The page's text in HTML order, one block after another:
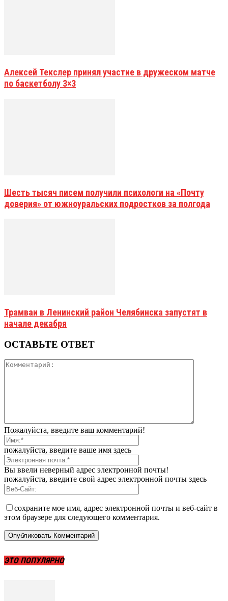
Алексей Текслер принял участие в дружеском матче
по баскетболу 3×3
Шесть тысяч писем получили психологи на «Почту
доверия» от южноуральских подростков за полгода
Трамваи в Ленинский район Челябинска запустят в
начале декабря
ОСТАВЬТЕ ОТВЕТ
Пожалуйста, введите ваш комментарий!
пожалуйста, введите ваше имя здесь
Вы ввели неверный адрес электронной почты!
пожалуйста, введите свой адрес электронной почты здесь
сохраните мое имя, адрес электронной почты и веб-сайт в
этом браузере для следующего комментария.
ЭТО ПОПУЛЯРНО